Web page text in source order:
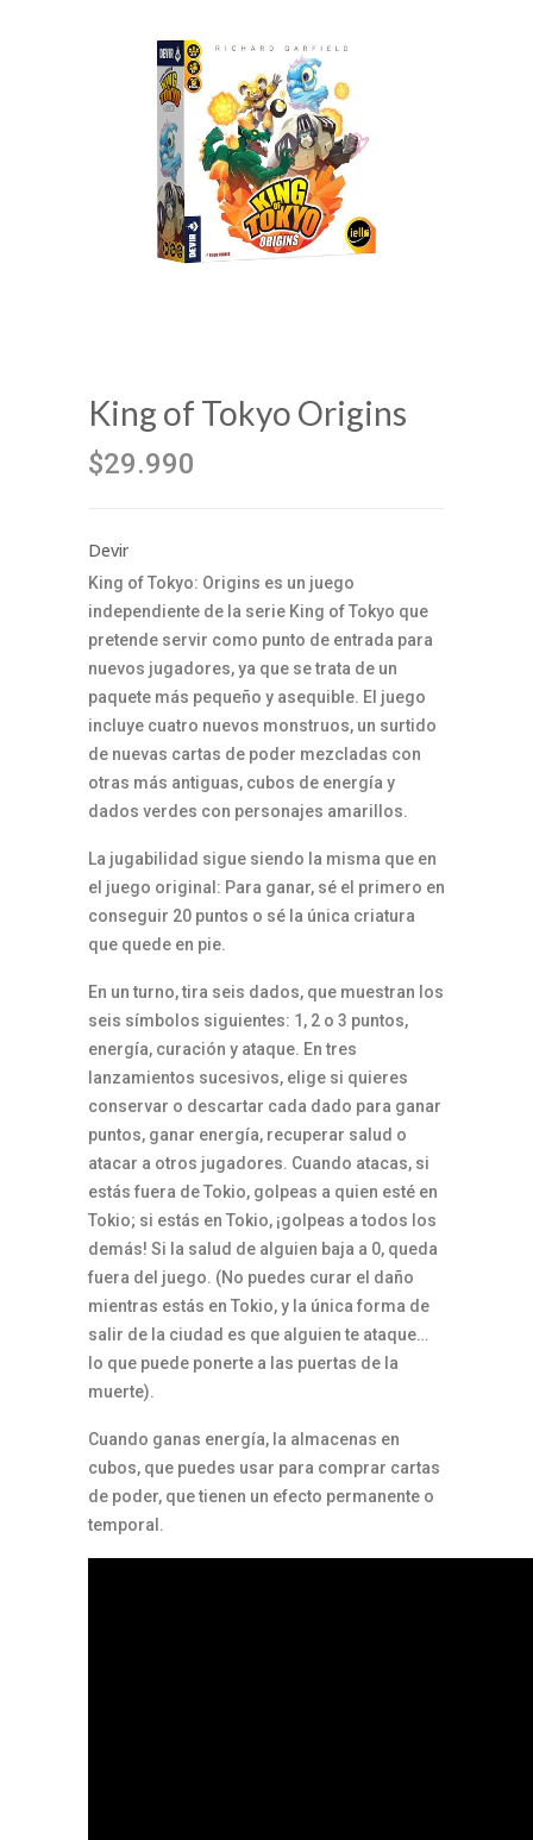
King of Tokyo Origins
$29.990
Devir
King of Tokyo: Origins es un juego
independiente de la serie King of Tokyo que
pretende servir como punto de entrada para
nuevos jugadores, ya que se trata de un
paquete más pequeño y asequible. El juego
incluye cuatro nuevos monstruos, un surtido
de nuevas cartas de poder mezcladas con
otras más antiguas, cubos de energía y
dados verdes con personajes amarillos.
La jugabilidad sigue siendo la misma que en
el juego original: Para ganar, sé el primero en
conseguir 20 puntos o sé la única criatura
que quede en pie.
En un turno, tira seis dados, que muestran los
seis símbolos siguientes: 1, 2 o 3 puntos,
energía, curación y ataque. En tres
lanzamientos sucesivos, elige si quieres
conservar o descartar cada dado para ganar
puntos, ganar energía, recuperar salud o
atacar a otros jugadores. Cuando atacas, si
estás fuera de Tokio, golpeas a quien esté en
Tokio; si estás en Tokio, ¡golpeas a todos los
demás! Si la salud de alguien baja a 0, queda
fuera del juego. (No puedes curar el daño
mientras estás en Tokio, y la única forma de
salir de la ciudad es que alguien te ataque…
lo que puede ponerte a las puertas de la
muerte).
Cuando ganas energía, la almacenas en
cubos, que puedes usar para comprar cartas
de poder, que tienen un efecto permanente o
temporal.